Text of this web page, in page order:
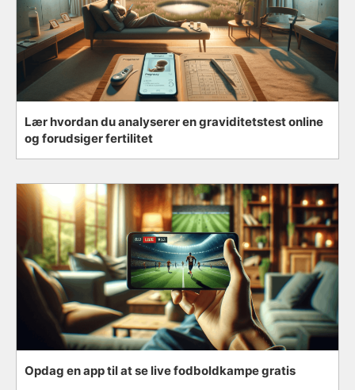
Lær hvordan du analyserer en graviditetstest online
og forudsiger fertilitet
Opdag en app til at se live fodboldkampe gratis